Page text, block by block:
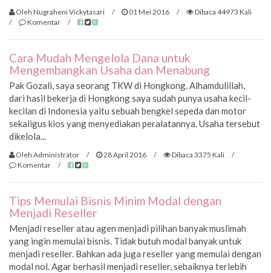
Oleh Nugraheni Vickytasari / 01 Mei 2016 /
Dibaca 44973 Kali
/
Komentar /
Cara Mudah Mengelola Dana untuk
Mengembangkan Usaha dan Menabung
Pak Gozali, saya seorang TKW di Hongkong. Alhamdulillah,
dari hasil bekerja di Hongkong saya sudah punya usaha kecil-
kecilan di Indonesia yaitu sebuah bengkel sepeda dan motor
sekaligus kios yang menyediakan peralatannya. Usaha tersebut
dikelola...
Oleh Administrator / 28 April 2016 / Dibaca 3375 Kali
/
Komentar
/
Tips Memulai Bisnis Minim Modal dengan
Menjadi Reseller
Menjadi reseller atau agen menjadi pilihan banyak muslimah
yang ingin memulai bisnis. Tidak butuh modal banyak untuk
menjadi reseller. Bahkan ada juga reseller yang memulai dengan
modal nol. Agar berhasil menjadi reseller, sebaiknya terlebih